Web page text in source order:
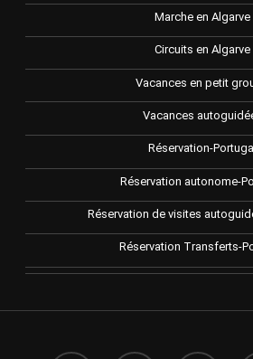
Marche en Algarve
Circuits en Algarve
Vacances en petit
Vacances
Réservation-Portugal
Réservation autonome-
Réservation de visites
Réservation Transferts-